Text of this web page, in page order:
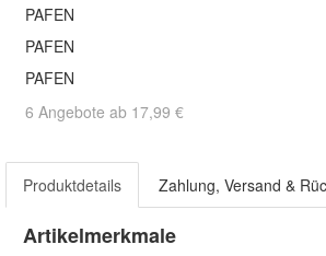
PAFEN
PAFEN
PAFEN
6 Angebote ab 17,99 €
Produktdetails Zahlung, Versand &
Artikelmerkmale